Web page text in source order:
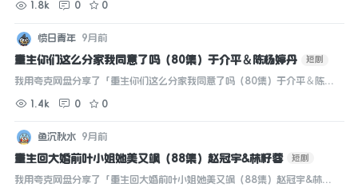
投屏。...
1.8k 0 0
愤日青年 9月前
重生你们这么分家我同意了吗（80集）于介平＆陈杨婷丹 短剧
我用夸克网盘分享了「重生你们这么分家我同意了吗（80集）于介平＆陈杨
畅享原画5倍速，支持电视投屏。...
1.4k 0 0
鱼沉秋水 9月前
重生回大婚前叶小姐她美又飒（88集）赵冠宇&林籽蓉 短剧
我用夸克网盘分享了「重生回大婚前叶小姐她美又飒（88集）赵冠宇&林籽